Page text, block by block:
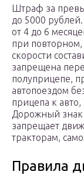
Штраф за
до 5000
от 4 до 6
при
скорости
запрещена
полуприцепе,
автопоездом
прицепа к
Дорожный
запрещает
тракторам,
Правила